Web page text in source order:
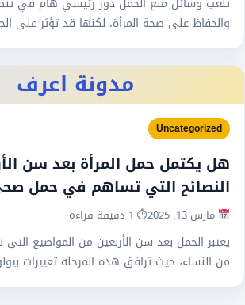
والحفاظ على صحة المرأة، لكنها قد تؤثر على
مدونة اعرف
Uncategorized
هل يكتمل حمل المرأة بعد سن
النصائح التي تساهم في حمل
مارس 13, 2025 ⏱ 1 دقيقة قراءة
يعتبر الحمل بعد سن الأربعين من المواضيع
من النساء، حيث ترافق هذه المرحلة تغييرات